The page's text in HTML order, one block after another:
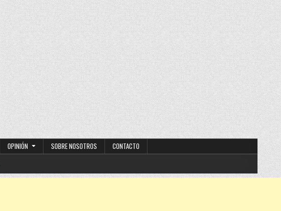
OPINIÓN SOBRE NOSOTROS CONTACTO